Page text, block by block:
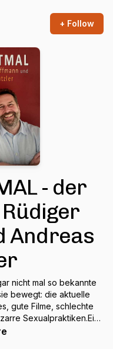
+ Follow
- der
Andreas
nicht mal so bekannte
bewegt: die aktuelle
gute Filme, schlechte
Sexualpraktiken.Ein
kurzweiliges